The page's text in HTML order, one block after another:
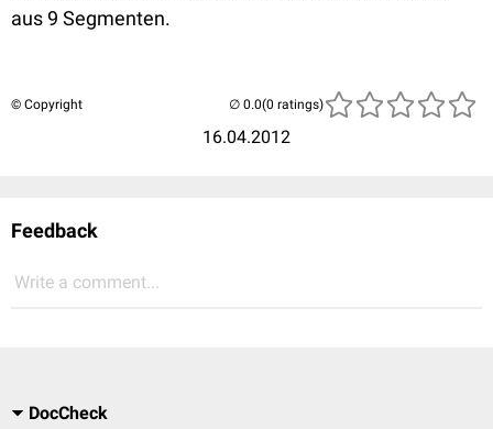
aus 9 Segmenten.
© Copyright
16.04.2012
(0 ratings)
Feedback
Write a comment...
DocCheck